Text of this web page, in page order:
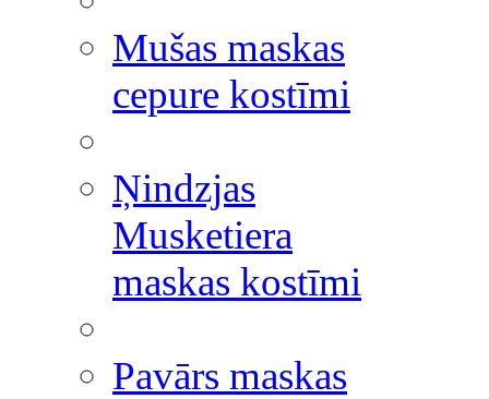
Mušas maskas
cepure kostīmi
Ņindzjas
Musketiera
maskas kostīmi
Pavārs maskas